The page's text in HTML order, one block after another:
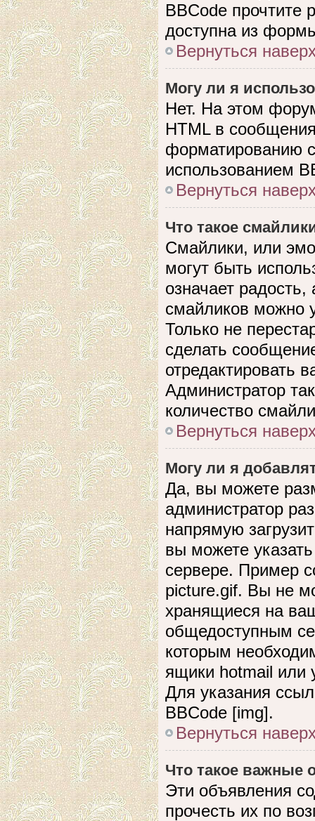
BBCode прочтите
доступна из
Вернуться
Могу ли я
Нет. На этом
HTML в
форматированию
использованием
Вернуться
Что такое
Смайлики, или
могут быть
означает
смайликов можно
Только не
сделать
отредактировать
Администратор
количество
Вернуться
Могу ли я
Да, вы можете
администратор
напрямую
вы можете
сервере. Пример
picture.gif. Вы не
хранящиеся на
общедоступным
которым
ящики hotmail или
Для указания
BBCode [img].
Вернуться
Что такое важные
Эти объявления
прочесть их по